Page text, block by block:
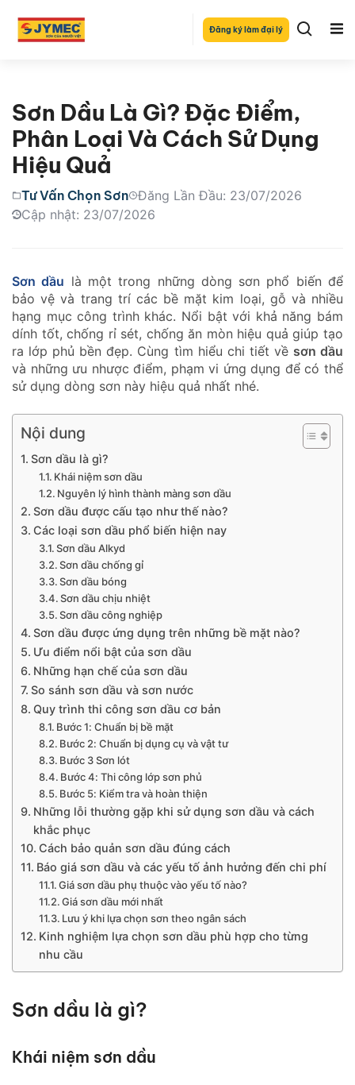
Đăng ký làm đại lý
Sơn Dầu Là Gì? Đặc Điểm,
Phân Loại Và Cách Sử Dụng
Hiệu Quả
Tư Vấn Chọn Sơn Đăng Lần Đầu: 23/07/2026
Cập nhật: 23/07/2026
Sơn dầu là một trong những dòng sơn phổ biến để
bảo vệ và trang trí các bề mặt kim loại, gỗ và nhiều
hạng mục công trình khác. Nổi bật với khả năng bám
dính tốt, chống rỉ sét, chống ăn mòn hiệu quả giúp tạo
ra lớp phủ bền đẹp. Cùng tìm hiểu chi tiết về sơn dầu
và những ưu nhược điểm, phạm vi ứng dụng để có thể
sử dụng dòng sơn này hiệu quả nhất nhé.
Nội dung
Sơn dầu là gì?
Khái niệm sơn dầu
Nguyên lý hình thành màng sơn dầu
Sơn dầu được cấu tạo như thế nào?
Các loại sơn dầu phổ biến hiện nay
Sơn dầu Alkyd
Sơn dầu chống gỉ
Sơn dầu bóng
Sơn dầu chịu nhiệt
Sơn dầu công nghiệp
Sơn dầu được ứng dụng trên những bề mặt nào?
Ưu điểm nổi bật của sơn dầu
Những hạn chế của sơn dầu
So sánh sơn dầu và sơn nước
Quy trình thi công sơn dầu cơ bản
Bước 1: Chuẩn bị bề mặt
Bước 2: Chuẩn bị dụng cụ và vật tư
Bước 3 Sơn lót
Bước 4: Thi công lớp sơn phủ
Bước 5: Kiểm tra và hoàn thiện
Những lỗi thường gặp khi sử dụng sơn dầu và cách
khắc phục
Cách bảo quản sơn dầu đúng cách
Báo giá sơn dầu và các yếu tố ảnh hưởng đến chi phí
Giá sơn dầu phụ thuộc vào yếu tố nào?
Giá sơn dầu mới nhất
Lưu ý khi lựa chọn sơn theo ngân sách
Kinh nghiệm lựa chọn sơn dầu phù hợp cho từng
nhu cầu
Sơn dầu là gì?
Khái niệm sơn dầu